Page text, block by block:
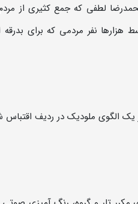
لطفی که جمع کثیری از مردم و
نفر مردمی که برای
الگوی ملودیک در ردیف اقتباس